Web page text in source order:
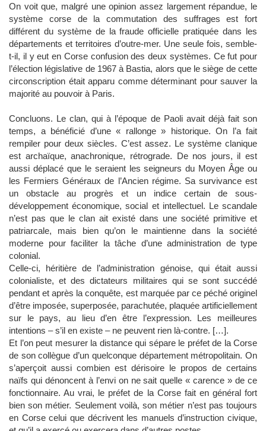
On voit que, malgré une opinion assez largement répandue, le
système corse de la commutation des suffrages est fort
différent du système de la fraude officielle pratiquée dans les
départements et territoires d’outre-mer. Une seule fois, semble-
t-il, il y eut en Corse confusion des deux systèmes. Ce fut pour
l’élection législative de 1967 à Bastia, alors que le siège de cette
circonscription était apparu comme déterminant pour sauver la
majorité au pouvoir à Paris.
Concluons. Le clan, qui à l’époque de Paoli avait déjà fait son
temps, a bénéficié d’une « rallonge » historique. On l’a fait
rempiler pour deux siècles. C’est assez. Le système clanique
est archaïque, anachronique, rétrograde. De nos jours, il est
aussi déplacé que le seraient les seigneurs du Moyen Âge ou
les Fermiers Généraux de l’Ancien régime. Sa survivance est
un obstacle au progrès et un indice certain de sous-
développement économique, social et intellectuel. Le scandale
n’est pas que le clan ait existé dans une société primitive et
patriarcale, mais bien qu’on le maintienne dans la société
moderne pour faciliter la tâche d’une administration de type
colonial.
Celle-ci, héritière de l’administration génoise, qui était aussi
colonialiste, et des dictateurs militaires qui se sont succédé
pendant et après la conquête, est marquée par ce péché originel
d’être imposée, superposée, parachutée, plaquée artificiellement
sur le pays, au lieu d’en être l’expression. Les meilleures
intentions – s’il en existe – ne peuvent rien là-contre. […].
Et l’on peut mesurer la distance qui sépare le préfet de la Corse
de son collègue d’un quelconque département métropolitain. On
s’aperçoit aussi combien est dérisoire le propos de certains
naïfs qui dénoncent à l’envi on ne sait quelle « carence » de ce
fonctionnaire. Au vrai, le préfet de la Corse fait en général fort
bien son métier. Seulement voilà, son métier n’est pas toujours
en Corse celui que décrivent les manuels d’instruction civique,